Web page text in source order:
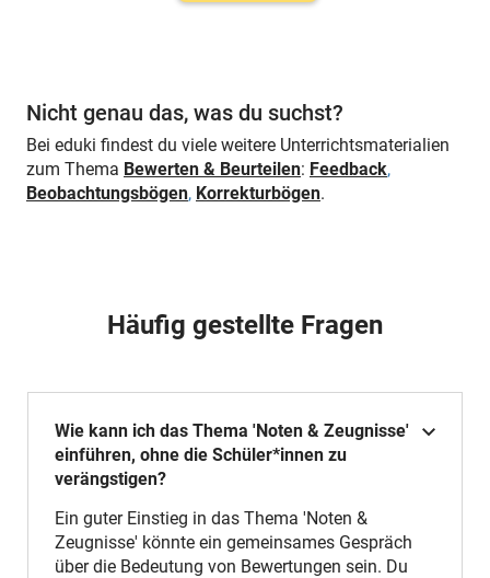
Nicht genau das, was du suchst?
Bei eduki findest du viele weitere Unterrichtsmaterialien
zum Thema Bewerten & Beurteilen: Feedback,
Beobachtungsbögen, Korrekturbögen.
Häufig gestellte Fragen
Wie kann ich das Thema 'Noten & Zeugnisse'
einführen, ohne die Schüler*innen zu
verängstigen?
Ein guter Einstieg in das Thema 'Noten &
Zeugnisse' könnte ein gemeinsames Gespräch
über die Bedeutung von Bewertungen sein. Du